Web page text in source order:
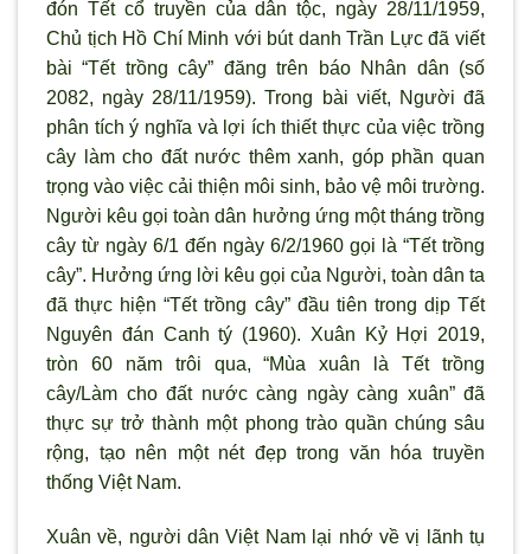
đón Tết cổ truyền của dân tộc, ngày 28/11/1959,
Chủ tịch Hồ Chí Minh với bút danh Trần Lực đã viết
bài “Tết trồng cây” đăng trên báo Nhân dân (số
2082, ngày 28/11/1959). Trong bài viết, Người đã
phân tích ý nghĩa và lợi ích thiết thực của việc trồng
cây làm cho đất nước thêm xanh, góp phần quan
trọng vào việc cải thiện môi sinh, bảo vệ môi trường.
Người kêu gọi toàn dân hưởng ứng một tháng trồng
cây từ ngày 6/1 đến ngày 6/2/1960 gọi là “Tết trồng
cây”. Hưởng ứng lời kêu gọi của Người, toàn dân ta
đã thực hiện “Tết trồng cây” đầu tiên trong dịp Tết
Nguyên đán Canh tý (1960). Xuân Kỷ Hợi 2019,
tròn 60 năm trôi qua, “Mùa xuân là Tết trồng
cây/Làm cho đất nước càng ngày càng xuân” đã
thực sự trở thành một phong trào quần chúng sâu
rộng, tạo nên một nét đẹp trong văn hóa truyền
thống Việt Nam.
Xuân về, người dân Việt Nam lại nhớ về vị lãnh tụ